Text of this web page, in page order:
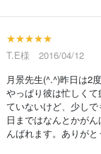
★★★★★
T.E様 2016/04/12
月景先生(^.^)昨日は2
やっぱり彼は忙しく
ていないけど、少し
日まではなんとかが
んばれます。ありが